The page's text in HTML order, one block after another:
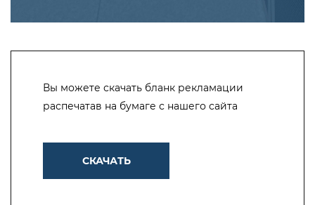
Вы можете скачать бланк рекламации
распечатав на бумаге с нашего сайта
СКАЧАТЬ